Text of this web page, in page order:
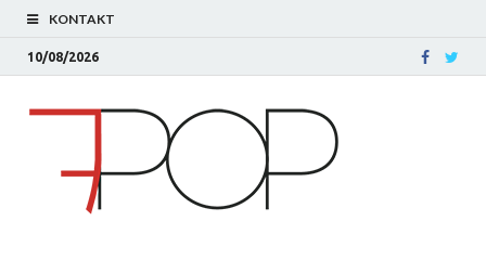
KONTAKT
10/08/2026